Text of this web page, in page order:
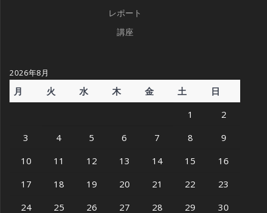
レポート
講座
2026年8月
月 火 水 木 金 土
日
1
2
3
4 5 6 7 8
9
10
11 12 13 14 15
16
17
18 19 20 21 22
23
24
25 26 27 28 29 30